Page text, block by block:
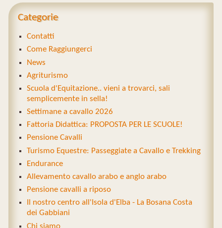
Categorie
Contatti
Come Raggiungerci
News
Agriturismo
Scuola d'Equitazione.. vieni a trovarci, sali
semplicemente in sella!
Settimane a cavallo 2026
Fattoria Didattica: PROPOSTA PER LE SCUOLE!
Pensione Cavalli
Turismo Equestre: Passeggiate a Cavallo e Trekking
Endurance
Allevamento cavallo arabo e anglo arabo
Pensione cavalli a riposo
Il nostro centro all'Isola d'Elba - La Bosana Costa
dei Gabbiani
Chi siamo